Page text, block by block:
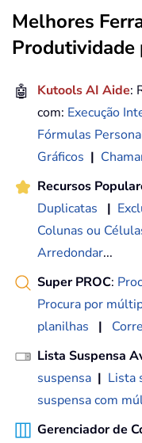
Melhores
Produtividade
🤖 Kutools AI Aide:
com: Execução
Fórmulas
Gráficos |
Recursos
Duplicatas
|
Colunas ou
Arredondar...
Super PROC:
Procura por
planilhas
|
Lista Suspensa
suspensa | Lista
suspensa com
Gerenciador de